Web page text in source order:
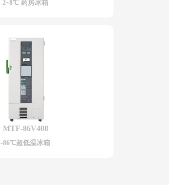
2~8℃ 药房冰箱
MTF-86V408
-86℃超低温冰箱